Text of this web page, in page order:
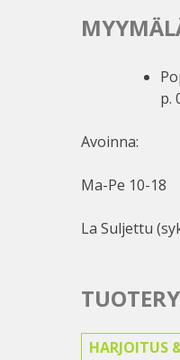
p.
Avoinna:
Ma-Pe 10-18
La Suljettu
HARJOITUS